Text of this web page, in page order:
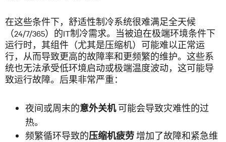
在这些条件下，舒适性制冷系统很难满足全天候
（24/7/365）的IT制冷需求。当被迫在极端环境条件下
运行时，其组件（尤其是压缩机）可能难以正常运
行，从而导致更高的故障率和更频繁的维护。这些系
统也无法承受低环境启动或极端温度波动，这可能导
致运行故障。后果非常严重：
夜间或周末的意外关机可能会导致灾难性的过
热。
频繁循环导致的压缩机疲劳增加了故障和紧急维